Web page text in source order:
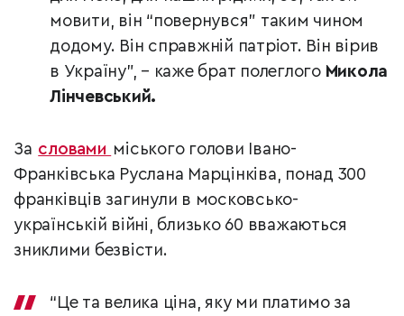
мовити, він “повернувся” таким чином
додому. Він справжній патріот. Він вірив
в Україну”, – каже брат полеглого Микола
Лінчевський.
За словами міського голови Івано-
Франківська Руслана Марцінківа, понад 300
франківців загинули в московсько-
українській війні, близько 60 вважаються
зниклими безвісти.
“Це та велика ціна, яку ми платимо за